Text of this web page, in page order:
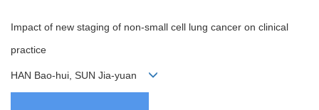
Impact of new staging of non-small cell lung cancer on clinical
practice
HAN Bao-hui, SUN Jia-yuan